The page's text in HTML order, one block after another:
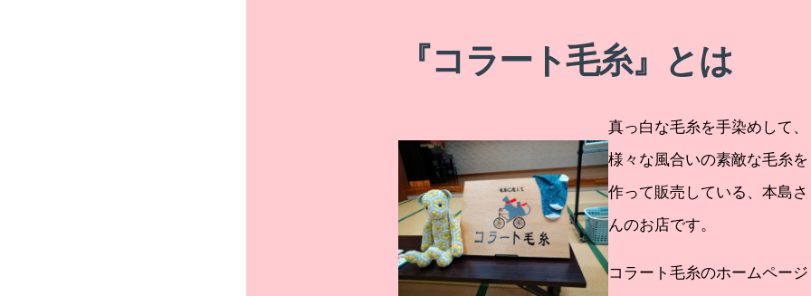
『コラート毛糸』とは
真っ白な毛糸を手染めして、
様々な風合いの素敵な毛糸を
作って販売している、本島さ
んのお店です。
コラート毛糸のホームページ